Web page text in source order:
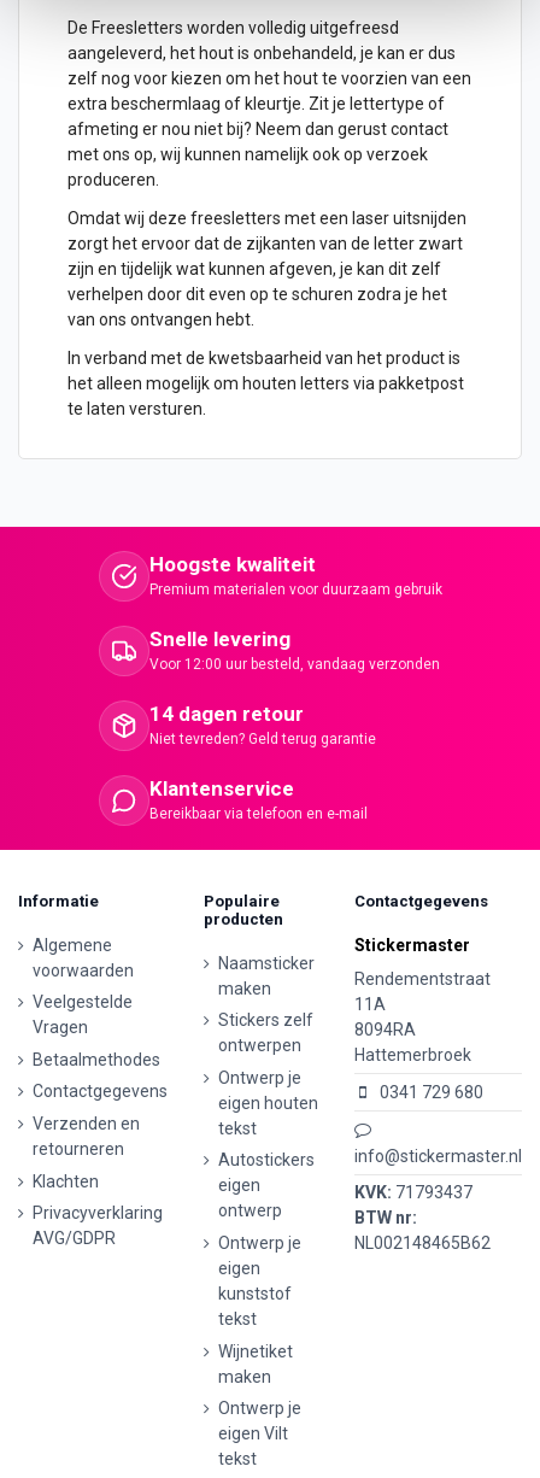
De Freesletters worden volledig uitgefreesd
aangeleverd, het hout is onbehandeld, je kan er dus
zelf nog voor kiezen om het hout te voorzien van een
extra beschermlaag of kleurtje. Zit je lettertype of
afmeting er nou niet bij? Neem dan gerust contact
met ons op, wij kunnen namelijk ook op verzoek
produceren.
Omdat wij deze freesletters met een laser uitsnijden
zorgt het ervoor dat de zijkanten van de letter zwart
zijn en tijdelijk wat kunnen afgeven, je kan dit zelf
verhelpen door dit even op te schuren zodra je het
van ons ontvangen hebt.
In verband met de kwetsbaarheid van het product is
het alleen mogelijk om houten letters via pakketpost
te laten versturen.
Hoogste kwaliteit
Premium materialen voor duurzaam gebruik
Snelle levering
Voor 12:00 uur besteld, vandaag verzonden
14 dagen retour
Niet tevreden? Geld terug garantie
Klantenservice
Bereikbaar via telefoon en e-mail
Informatie
Algemene
voorwaarden
Veelgestelde
Vragen
Betaalmethodes
Contactgegevens
Verzenden en
retourneren
Klachten
Privacyverklaring
AVG/GDPR
Populaire
producten
Naamsticker
maken
Stickers zelf
ontwerpen
Ontwerp je
eigen houten
tekst
Autostickers
eigen
ontwerp
Ontwerp je
eigen
kunststof
tekst
Wijnetiket
maken
Ontwerp je
eigen Vilt
tekst
Contactgegevens
Stickermaster
Rendementstraat
11A
8094RA
Hattemerbroek
0341 729 680
info@stickermaster.nl
KVK: 71793437
BTW nr:
NL002148465B62